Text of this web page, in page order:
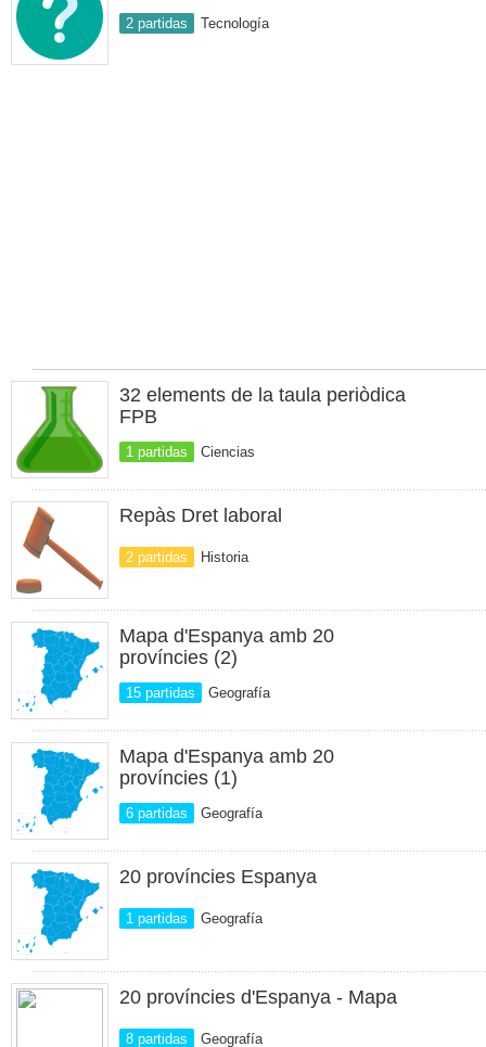
2 partidas Tecnología
32 elements de la taula periòdica
FPB
1 partidas Ciencias
Repàs Dret laboral
2 partidas Historia
Mapa d'Espanya amb 20
províncies (2)
15 partidas Geografía
Mapa d'Espanya amb 20
províncies (1)
6 partidas Geografía
20 províncies Espanya
1 partidas Geografía
20 províncies d'Espanya - Mapa
8 partidas Geografía